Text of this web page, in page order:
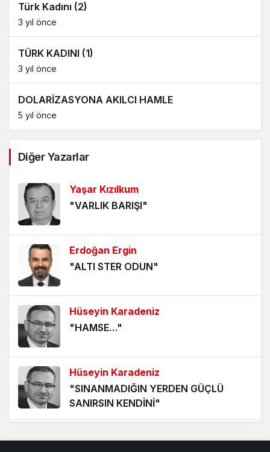
Türk Kadını (2)
3 yıl önce
TÜRK KADINI (1)
3 yıl önce
DOLARİZASYONA AKILCI HAMLE
5 yıl önce
5 yıl önce
ÖLÜMÜ BEKLEMEK
5 yıl önce
5 yıl önce
VİZYONER KASTAMONULULAR NEREDESİNİZ?
KHK MAĞDURLARI İÇİN IŞIK GÖRÜNDÜ!
5 yıl önce
Diğer Yazarlar
Yaşar Kızılkum
"VARLIK BARIŞI"
Erdoğan Ergin
"ALTI STER ODUN"
Hüseyin Karadeniz
"HAMSE…"
Hüseyin Karadeniz
"SINANMADIĞIN YERDEN GÜÇLÜ
SANIRSIN KENDİNİ"